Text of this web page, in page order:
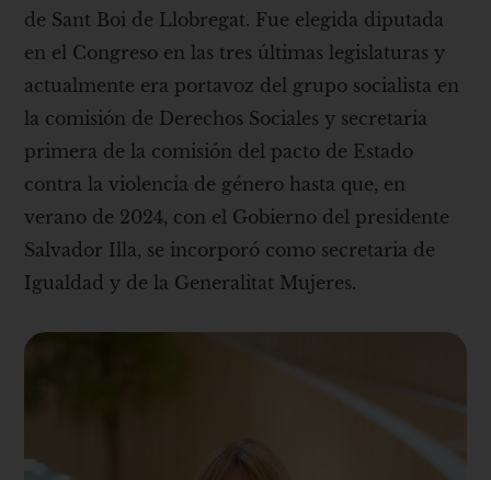
de Sant Boi de Llobregat. Fue elegida diputada
en el Congreso en las tres últimas legislaturas y
actualmente era portavoz del grupo socialista en
la comisión de Derechos Sociales y secretaria
primera de la comisión del pacto de Estado
contra la violencia de género hasta que, en
verano de 2024, con el Gobierno del presidente
Salvador Illa, se incorporó como secretaria de
Igualdad y de la Generalitat Mujeres.